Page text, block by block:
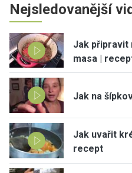
Nejsledovanější
Jak připravit
masa |
Jak na
Jak uvařit
recept